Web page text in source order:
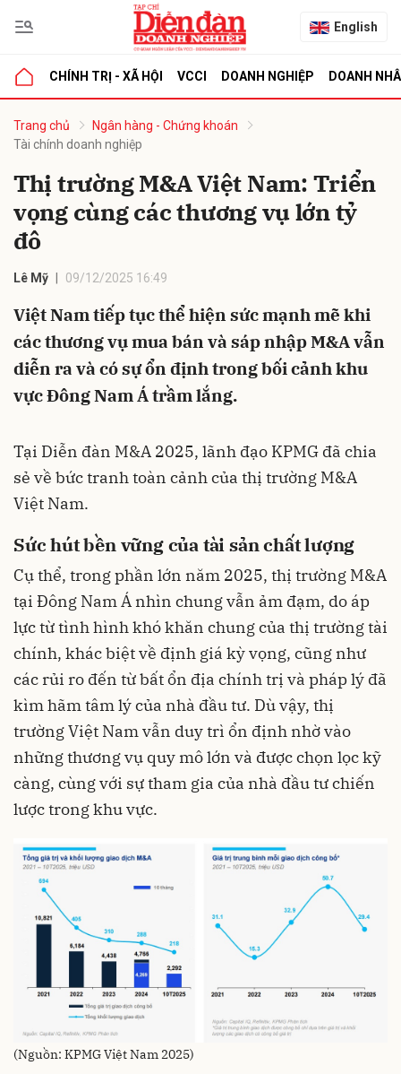
English
CHÍNH TRỊ - XÃ HỘI VCCI DOANH NGHIỆP DOANH
Trang chủ
Ngân hàng - Chứng khoán
Tài chính doanh nghiệp
Thị trường M&A Việt Nam: Triển
vọng cùng các thương vụ lớn tỷ
đô
Lê Mỹ 09/12/2025 16:49
Việt Nam tiếp tục thể hiện sức mạnh mẽ khi
các thương vụ mua bán và sáp nhập M&A vẫn
diễn ra và có sự ổn định trong bối cảnh khu
vực Đông Nam Á trầm lắng.
Tại Diễn đàn M&A 2025, lãnh đạo KPMG đã chia
sẻ về bức tranh toàn cảnh của thị trường M&A
Việt Nam.
Sức hút bền vững của tài sản chất lượng
Cụ thể, trong phần lớn năm 2025, thị trường M&A
tại Đông Nam Á nhìn chung vẫn ảm đạm, do áp
lực từ tình hình khó khăn chung của thị trường tài
chính, khác biệt về định giá kỳ vọng, cũng như
các rủi ro đến từ bất ổn địa chính trị và pháp lý đã
kìm hãm tâm lý của nhà đầu tư. Dù vậy, thị
trường Việt Nam vẫn duy trì ổn định nhờ vào
những thương vụ quy mô lớn và được chọn lọc kỹ
càng, cùng với sự tham gia của nhà đầu tư chiến
lược trong khu vực.
(Nguồn: KPMG Việt Nam 2025)
luận